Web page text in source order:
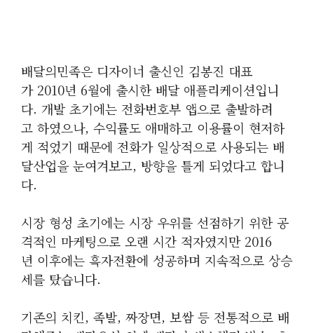
배달의민족은 디자이너 출신인 김봉진 대표
가 2010년 6월에 출시한 배달 애플리케이션입니
다. 개발 초기에는 전화번호부 앱으로 출발하려
고 하였으나, 수익률도 애매하고 이용률이 현저하
게 적었기 때문에 전화가 일상적으로 사용되는 배
달산업을 눈여겨보고, 방향을 틀게 되었다고 합니
다.
시장 형성 초기에는 시장 우위를 선점하기 위한 공
격적인 마케팅으로 오랜 시간 적자였지만 2016
년 이후에는 흑자전환에 성공하며 지속적으로 상승
세를 탔습니다.
기존의 치킨, 족발, 짜장면, 보쌈 등 전통적으로 배